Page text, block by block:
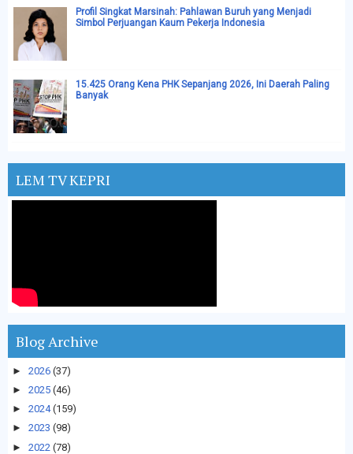
Profil Singkat Marsinah: Pahlawan Buruh yang Menjadi
Simbol Perjuangan Kaum Pekerja Indonesia
15.425 Orang Kena PHK Sepanjang 2026, Ini Daerah Paling
Banyak
LEM TV KEPRI
Blog Archive
► 2026 (37)
► 2025 (46)
► 2024 (159)
► 2023 (98)
► 2022 (78)